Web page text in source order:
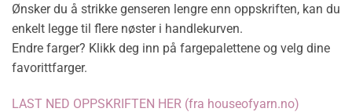
Ønsker du å strikke genseren lengre enn oppskriften, kan du
enkelt legge til flere nøster i handlekurven.
Endre farger? Klikk deg inn på fargepalettene og velg dine
favorittfarger.
LAST NED OPPSKRIFTEN HER (fra houseofyarn.no)